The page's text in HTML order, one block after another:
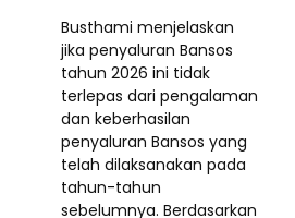
Busthami menjelaskan
jika penyaluran Bansos
tahun 2026 ini tidak
terlepas dari pengalaman
dan keberhasilan
penyaluran Bansos yang
telah dilaksanakan pada
tahun-tahun
sebelumnya. Berdasarkan